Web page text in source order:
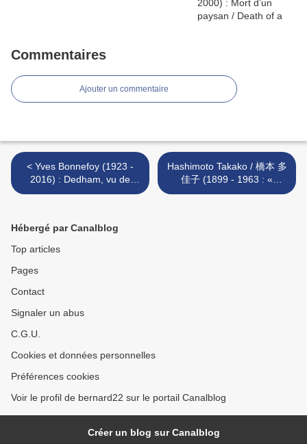
Commentaires
Ajouter un commentaire
< Yves Bonnefoy (1923 -
2016) : Dedham, vu de
Langham.
Hashimoto Takako / 橋本 多
佳子 (1899 - 1963 : «
Comment dormir... » >
Hébergé par Canalblog
Top articles
Pages
Contact
Signaler un abus
C.G.U.
Cookies et données personnelles
Préférences cookies
Voir le profil de bernard22 sur le portail Canalblog
Créer un blog sur Canalblog